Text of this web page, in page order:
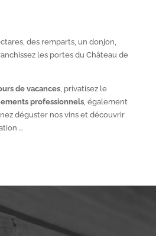
des remparts, un donjon,
les portes du Château de
de vacances, privatisez le
professionnels, également
déguster nos vins et découvrir
…